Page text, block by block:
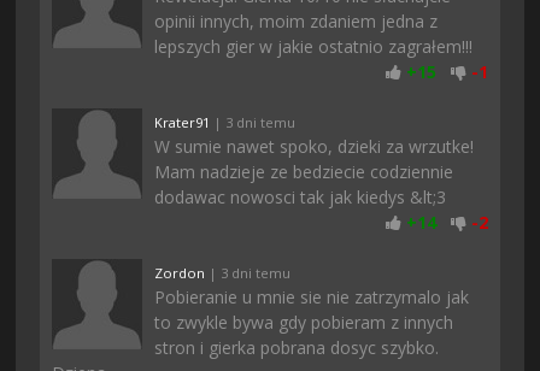
opinii innych, moim zdaniem jedna z
lepszych gier w jakie ostatnio zagrałem!!!
+15 -1
Krater91 | 3 dni temu
W sumie nawet spoko, dzieki za wrzutke!
Mam nadzieje ze bedziecie codziennie
dodawac nowosci tak jak kiedys &lt;3
+14 -2
Zordon | 3 dni temu
Pobieranie u mnie sie nie zatrzymalo jak
to zwykle bywa gdy pobieram z innych
stron i gierka pobrana dosyc szybko.